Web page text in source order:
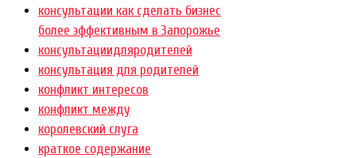
консультации как сделать бизнес
более эффективным в Запорожье
консультациидляродителей
консультация для родителей
конфликт интересов
конфликт между
королевский слуга
краткое содержание